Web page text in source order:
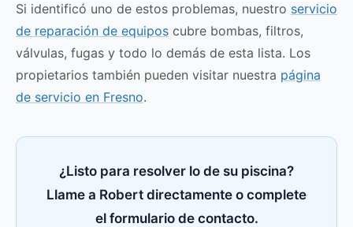
Si identificó uno de estos problemas, nuestro servicio
de reparación de equipos cubre bombas, filtros,
válvulas, fugas y todo lo demás de esta lista. Los
propietarios también pueden visitar nuestra página
de servicio en Fresno.
¿Listo para resolver lo de su piscina?
Llame a Robert directamente o complete
el formulario de contacto.